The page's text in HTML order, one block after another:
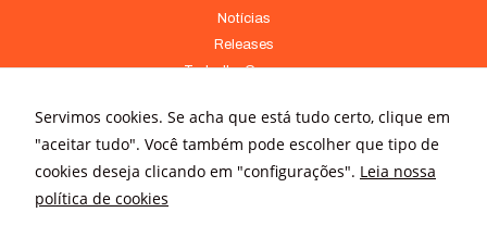
Notícias
Releases
Trabalhe Conosco
Onde Estamos
Av. Pontes Vieira, 1838 - Dionísio Torres Fortaleza - CE 60135-238
(85) 4008-3322 ou 4008-3333
Servimos cookies. Se acha que está tudo certo, clique em
"aceitar tudo". Você também pode escolher que tipo de
cookies deseja clicando em "configurações". Leia nossa
política de cookies